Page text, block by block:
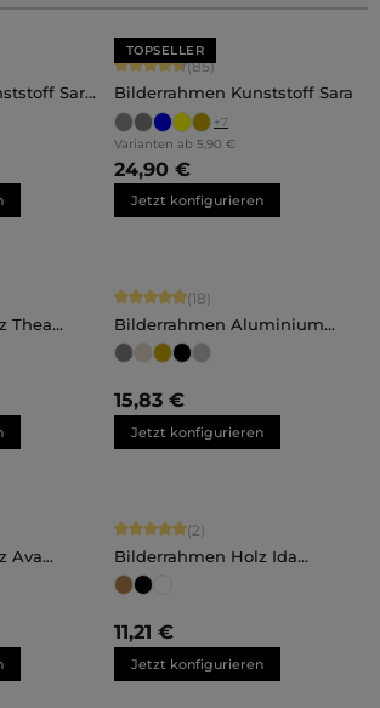
von 4.86 von 5 Sternen
Sara
TOPSELLER
Durchschnittliche Bewertung von
(85)
Bilderrahmen Kunststoff Sara
+7
Varianten ab 5,90 €
24,90 €
Jetzt konfigurieren
von 4.86 von 5 Sternen
Thea
Durchschnittliche Bewertung von
(18)
Bilderrahmen Aluminium
Mika Maßanfertigung
15,83 €
Jetzt konfigurieren
von 5 von 5 Sternen
Ava
Durchschnittliche Bewertung von 5
(2)
Bilderrahmen Holz Ida
Maßanfertigung
11,21 €
Jetzt konfigurieren